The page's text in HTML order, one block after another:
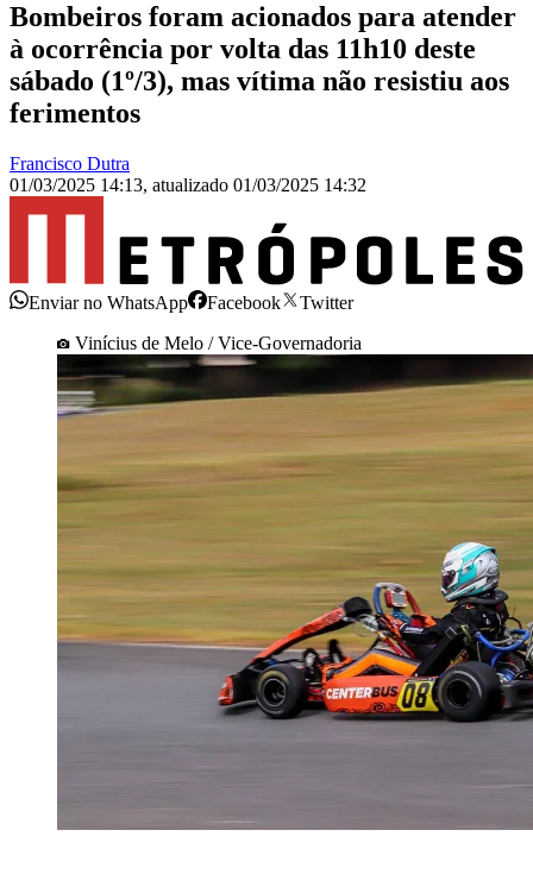
Bombeiros foram acionados para atender
à ocorrência por volta das 11h10 deste
sábado (1º/3), mas vítima não resistiu aos
ferimentos
Francisco Dutra
01/03/2025 14:13, atualizado 01/03/2025 14:32
Enviar no WhatsApp Facebook
Twitter
Vinícius de Melo / Vice-Governadoria